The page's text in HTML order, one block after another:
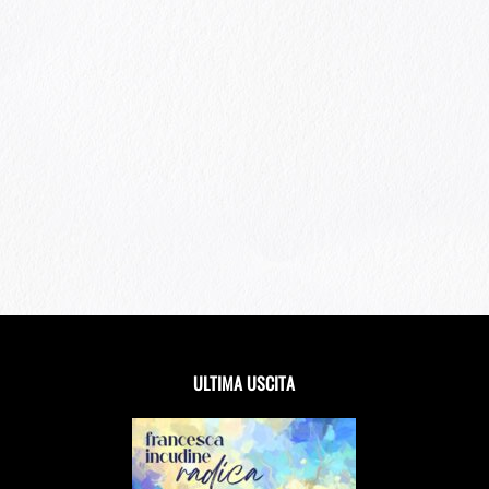
ULTIMA USCITA